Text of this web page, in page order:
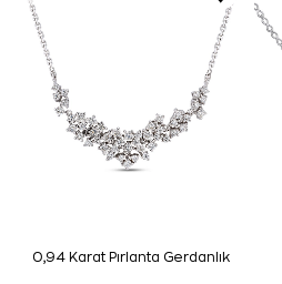
0,94 Karat Pırlanta Gerdanlık